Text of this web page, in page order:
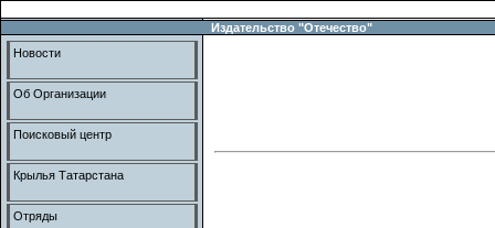
Издательство "Отечество"
Новости
Об Организации
Поисковый центр
Крылья Татарстана
Отряды